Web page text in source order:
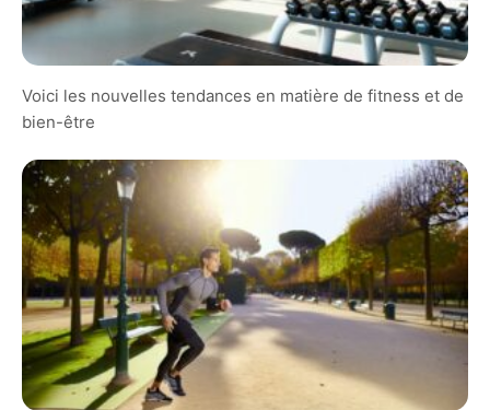
Voici les nouvelles tendances en matière de fitness et de
bien-être